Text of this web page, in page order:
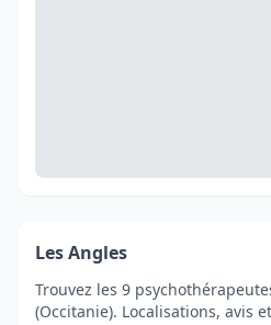
Les Angles
Trouvez les 9
(Occitanie). Localisations, avis